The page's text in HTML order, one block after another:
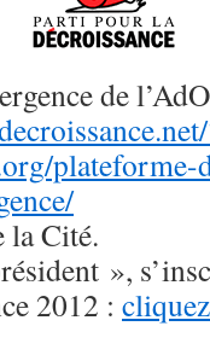
de
plateforme-
la Cité.
»,
2012 :